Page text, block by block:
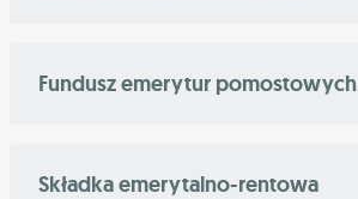
Fundusz emerytur pomostowych
Składka emerytalno-rentowa